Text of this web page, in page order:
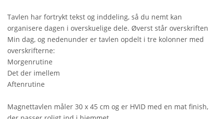
Tavlen har fortrykt tekst og inddeling, så du nemt kan
organisere dagen i overskuelige dele. Øverst står overskriften
Min dag, og nedenunder er tavlen opdelt i tre kolonner med
overskrifterne:
Morgenrutine
Det der imellem
Aftenrutine
Magnettavlen måler 30 x 45 cm og er HVID med en mat finish,